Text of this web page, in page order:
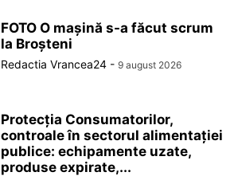
FOTO O mașină s-a făcut scrum
la Broșteni
Redactia Vrancea24 - 9 august 2026
Protecția Consumatorilor,
controale în sectorul alimentației
publice: echipamente uzate,
produse expirate,...